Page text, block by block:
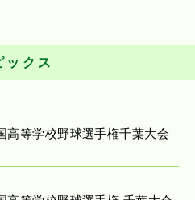
ックス
高等学校野球選手権千葉大会